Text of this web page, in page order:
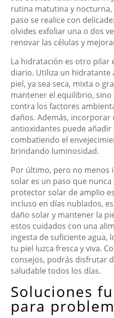
rutina matutina y nocturna,
paso se realice con
olvides exfoliar una o dos
renovar las células y
La hidratación es otro pilar
diario. Utiliza un
piel, ya sea seca, mixta o
mantener el equilibrio,
contra los factores
daños. Además, incorporar
antioxidantes puede
combatiendo el
brindando luminosidad.
Por último, pero no
solar es un paso que
protector solar de amplio
incluso en días nublados,
daño solar y mantener la
estos cuidados con una
ingesta de suficiente agua,
tu piel luzca fresca y viva.
consejos, podrás disfrutar
saludable todos los días.
Soluciones
para